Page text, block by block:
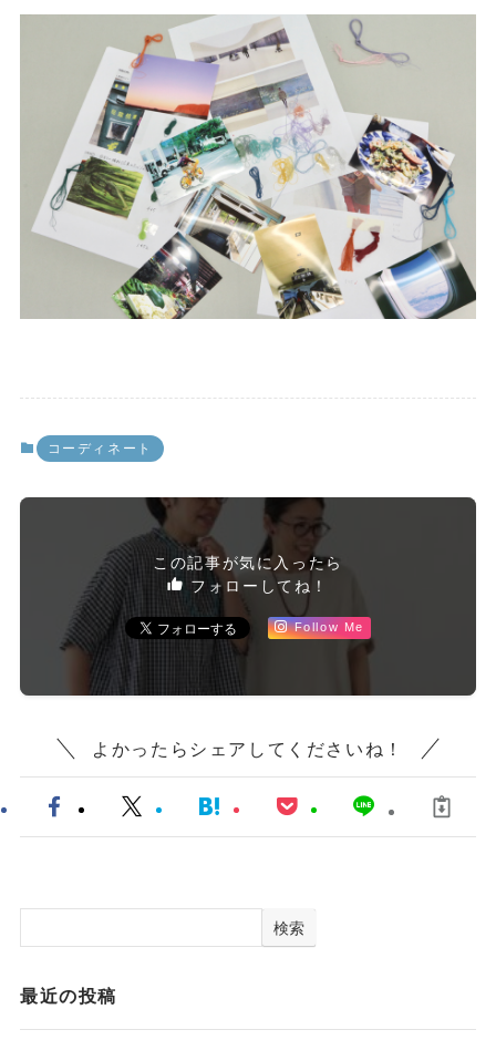
ゃれを楽しむ。
思いっきり旅が楽しめる日々が戻ってきたら、
旅のお供にぜひご利用頂きたいです。
毎週金曜日に更新されるスタッフの旅ばなし。
第2弾となる今週はスタッフ長尾のミノ・ホワ
イトにまつわるエピソードです。お楽しみに！
コーディネート
この記事が気に入ったら
フォローしてね！